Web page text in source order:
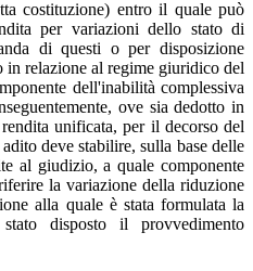
costituzione) entro il quale può
per variazioni dello stato di
di questi o per disposizione
relazione al regime giuridico del
dell'inabilità complessiva
ove sia dedotto in
unificata, per il decorso del
deve stabilire, sulla base delle
al giudizio, a quale componente
la variazione della riduzione
alla quale è stata formulata la
disposto il provvedimento